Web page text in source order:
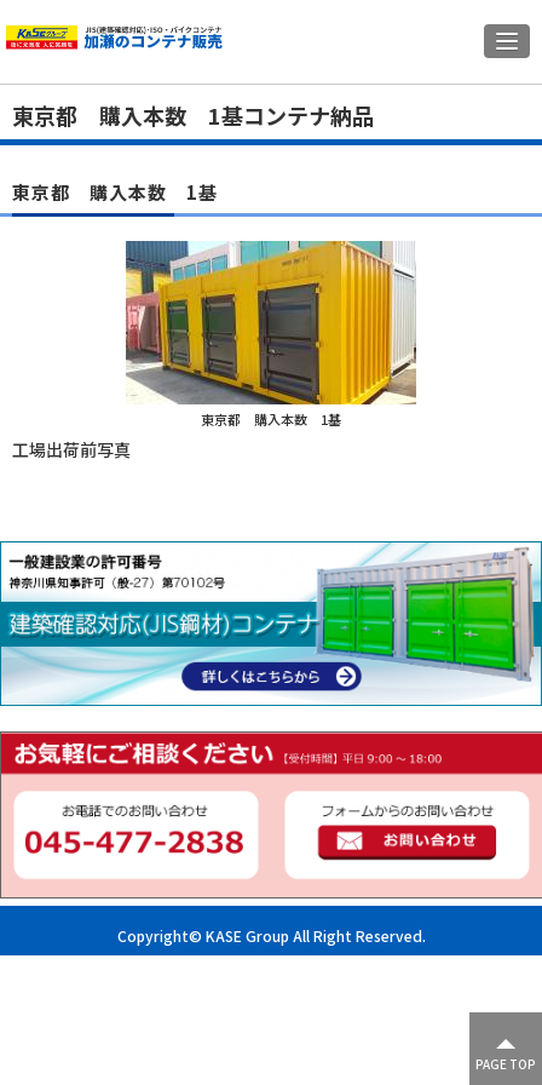
東京都 購入本数 1基コンテナ納品
東京都 購入本数 1基
東京都 購入本数 1基
工場出荷前写真
Copyright© KASE Group All Right Reserved.